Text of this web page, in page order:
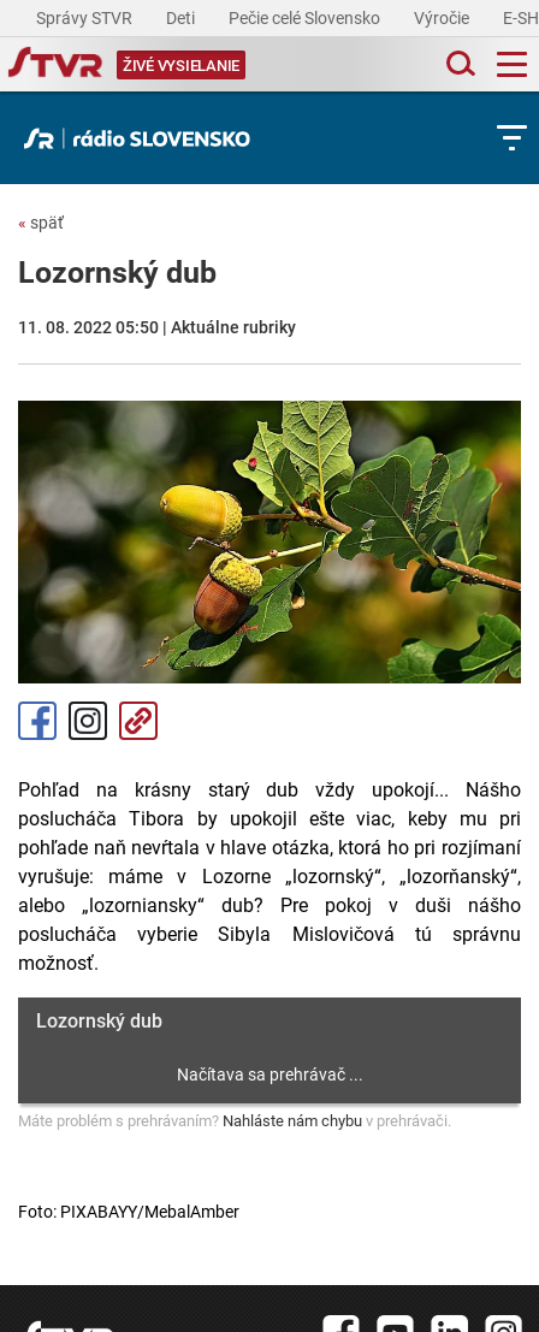
Správy STVR Deti Pečie celé Slovensko Výročie E-
ŽIVÉ VYSIELANIE
« späť
Lozornský dub
11. 08. 2022 05:50 | Aktuálne rubriky
Pohľad na krásny starý dub vždy upokojí... Nášho
poslucháča Tibora by upokojil ešte viac, keby mu pri
pohľade naň nevŕtala v hlave otázka, ktorá ho pri rozjímaní
vyrušuje: máme v Lozorne „lozornský“, „lozorňanský“,
alebo „lozorniansky“ dub? Pre pokoj v duši nášho
poslucháča vyberie Sibyla Mislovičová tú správnu
možnosť.
Lozornský dub
Máte problém s prehrávaním? Nahláste nám chybu v prehrávači.
Foto: PIXABAYY/MebalAmber